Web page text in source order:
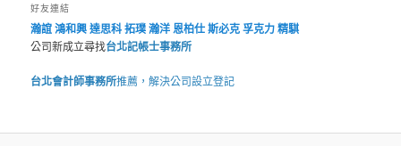
好友連結
瀚誼鴻和興達思科拓璞瀚洋 恩柏仕斯必克孚克力精騏
公司新成立尋找台北記帳士事務所
台北會計師事務所推薦，解決公司設立登記